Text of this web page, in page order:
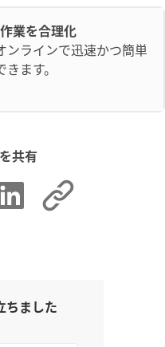
業を合理化
ンラインで迅速かつ簡単
ます。
共有
ちました